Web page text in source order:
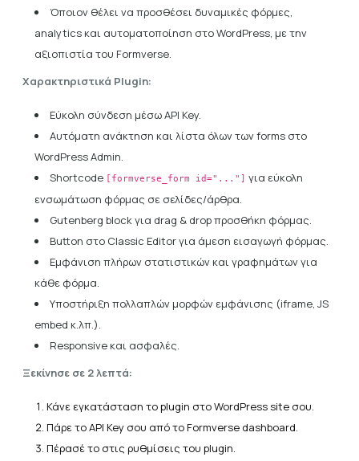
Όποιον θέλει να προσθέσει δυναμικές φόρμες,
analytics και αυτοματοποίηση στο WordPress, με την
αξιοπιστία του Formverse.
Χαρακτηριστικά Plugin:
Εύκολη σύνδεση μέσω API Key.
Αυτόματη ανάκτηση και λίστα όλων των forms στο
WordPress Admin.
Shortcode [formverse_form id="..."] για εύκολη
ενσωμάτωση φόρμας σε σελίδες/άρθρα.
Gutenberg block για drag & drop προσθήκη φόρμας.
Button στο Classic Editor για άμεση εισαγωγή φόρμας.
Εμφάνιση πλήρων στατιστικών και γραφημάτων για
κάθε φόρμα.
Υποστήριξη πολλαπλών μορφών εμφάνισης (iframe, JS
embed κ.λπ.).
Responsive και ασφαλές.
Ξεκίνησε σε 2 λεπτά:
Κάνε εγκατάσταση το plugin στο WordPress site σου.
Πάρε το API Key σου από το Formverse dashboard.
Πέρασέ το στις ρυθμίσεις του plugin.